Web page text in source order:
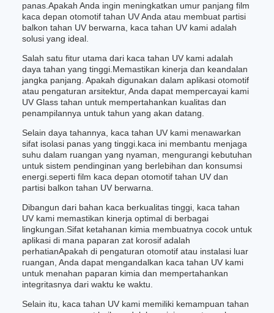
panas.Apakah Anda ingin meningkatkan umur panjang film
kaca depan otomotif tahan UV Anda atau membuat partisi
balkon tahan UV berwarna, kaca tahan UV kami adalah
solusi yang ideal.
Salah satu fitur utama dari kaca tahan UV kami adalah
daya tahan yang tinggi.Memastikan kinerja dan keandalan
jangka panjang. Apakah digunakan dalam aplikasi otomotif
atau pengaturan arsitektur, Anda dapat mempercayai kami
UV Glass tahan untuk mempertahankan kualitas dan
penampilannya untuk tahun yang akan datang.
Selain daya tahannya, kaca tahan UV kami menawarkan
sifat isolasi panas yang tinggi.kaca ini membantu menjaga
suhu dalam ruangan yang nyaman, mengurangi kebutuhan
untuk sistem pendinginan yang berlebihan dan konsumsi
energi.seperti film kaca depan otomotif tahan UV dan
partisi balkon tahan UV berwarna.
Dibangun dari bahan kaca berkualitas tinggi, kaca tahan
UV kami memastikan kinerja optimal di berbagai
lingkungan.Sifat ketahanan kimia membuatnya cocok untuk
aplikasi di mana paparan zat korosif adalah
perhatianApakah di pengaturan otomotif atau instalasi luar
ruangan, Anda dapat mengandalkan kaca tahan UV kami
untuk menahan paparan kimia dan mempertahankan
integritasnya dari waktu ke waktu.
Selain itu, kaca tahan UV kami memiliki kemampuan tahan